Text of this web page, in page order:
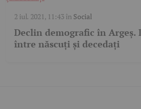
2 iul. 2021, 11:43în Social
Declin demografic în Argeș.
între născuţi şi decedaţi